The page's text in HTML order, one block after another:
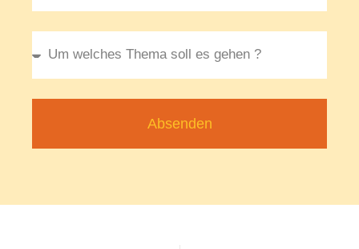
Absenden